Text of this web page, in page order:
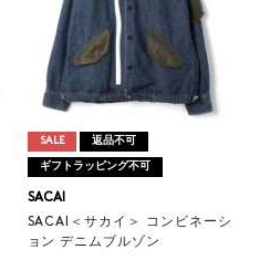
SALE 返品不可
ギフトラッピング不可
SACAI
SACAI＜サカイ＞ コンビネーシ
ョン デニムブルゾン